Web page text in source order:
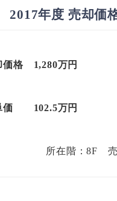
2017年度 売却価
価格 1,280万円
価 102.5万円
所在階：8F